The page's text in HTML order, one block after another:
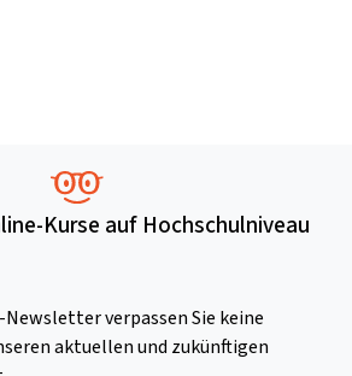
Kurse auf Hochschulniveau
verpassen Sie keine
aktuellen und zukünftigen